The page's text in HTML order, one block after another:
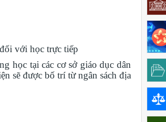
với học trực tiếp
học tại các cơ sở giáo dục dân
sẽ được bố trí từ ngân sách địa